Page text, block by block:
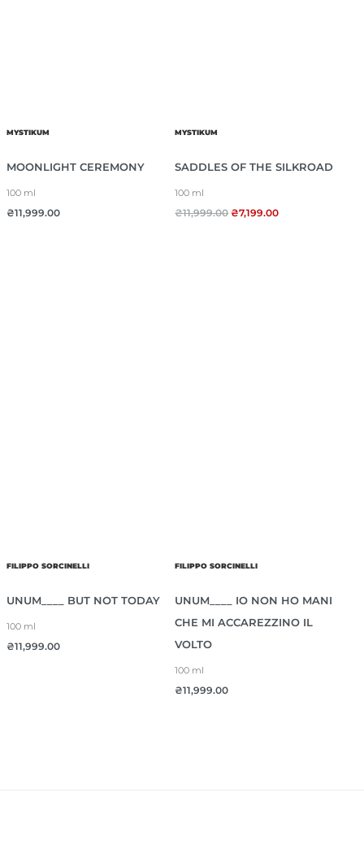
MYSTIKUM
MOONLIGHT CEREMONY
100 ml
₴11,999.00
MYSTIKUM
SADDLES OF THE SILKROAD
100 ml
₴11,999.00 ₴7,199.00
FILIPPO SORCINELLI
UNUM____ BUT NOT TODAY
100 ml
₴11,999.00
FILIPPO SORCINELLI
UNUM____ IO NON HO MANI
CHE MI ACCAREZZINO IL
VOLTO
100 ml
₴11,999.00